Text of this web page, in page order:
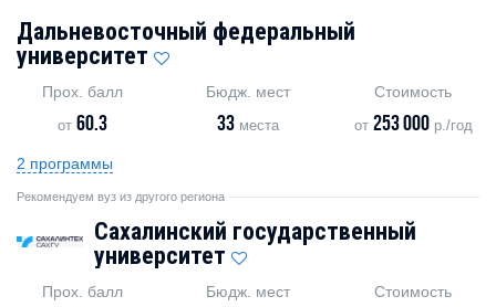
Дальневосточный федеральный
университет
Прох. балл
от60.3
Бюдж. мест
33места
Стоимость
от 253 000р./год
2 программы
Рекомендуем вуз из другого региона
Сахалинский государственный
университет
Прох. балл Бюдж. мест Стоимость